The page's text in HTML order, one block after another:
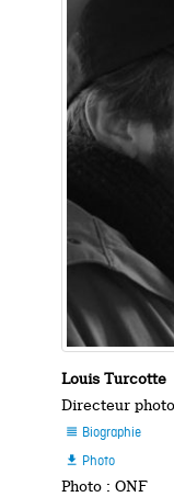
Louis Turcotte
Directeur photo
 Biographie
 Photo
Photo : ONF